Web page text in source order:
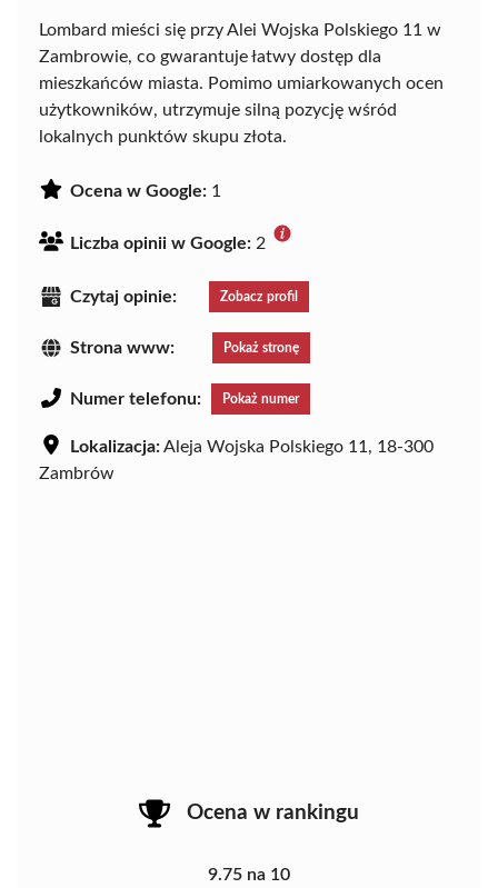
Lombard mieści się przy Alei Wojska Polskiego 11 w
Zambrowie, co gwarantuje łatwy dostęp dla
mieszkańców miasta. Pomimo umiarkowanych ocen
użytkowników, utrzymuje silną pozycję wśród
lokalnych punktów skupu złota.
Ocena w Google: 1
Liczba opinii w Google: 2
Czytaj opinie: Zobacz profil
Strona www: Pokaż stronę
Numer telefonu: Pokaż numer
Lokalizacja:Aleja Wojska Polskiego 11, 18-300
Zambrów
Ocena w rankingu
9.75 na 10